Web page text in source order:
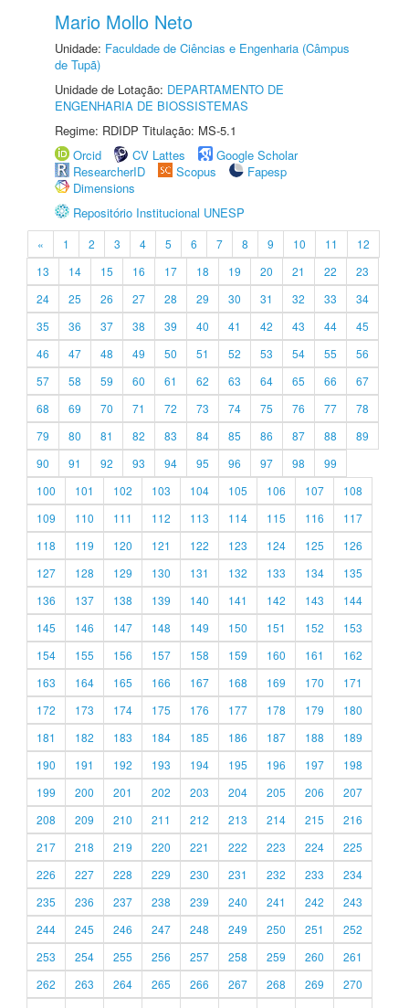
Mario Mollo Neto
Unidade: Faculdade de Ciências e Engenharia (Câmpus
de Tupã)
Unidade de Lotação: DEPARTAMENTO DE
ENGENHARIA DE BIOSSISTEMAS
Regime: RDIDP Titulação: MS-5.1
Orcid
CV Lattes
Google Scholar
ResearcherID
Scopus
Fapesp
Dimensions
Repositório Institucional UNESP
« 1 2 3 4 5 6 7 8 9 10 11
12
13
14 15 16 17 18 19 20 21 22
23
24
25 26 27 28 29 30 31 32 33
34
35
36 37 38 39 40 41 42 43 44
45
46
47 48 49 50 51 52 53 54 55
56
57
58 59 60 61 62 63 64 65 66
67
68
69 70 71 72 73 74 75 76 77
78
79
80 81 82 83 84 85 86 87 88
89
90
91 92 93 94 95 96 97 98
99
100
101 102 103 104 105 106 107
108
109
110 111 112 113 114 115 116
117
118
119 120 121 122 123 124 125
126
127
128 129 130 131 132 133 134
135
136
137 138 139 140 141 142 143
144
145
146 147 148 149 150 151 152
153
154
155 156 157 158 159 160 161
162
163
164 165 166 167 168 169 170
171
172
173 174 175 176 177 178 179
180
181
182 183 184 185 186 187 188
189
190
191 192 193 194 195 196 197
198
199
200 201 202 203 204 205 206
207
208
209 210 211 212 213 214 215
216
217
218 219 220 221 222 223 224
225
226
227 228 229 230 231 232 233
234
235
236 237 238 239 240 241 242
243
244
245 246 247 248 249 250 251
252
253
254 255 256 257 258 259 260
261
262
263 264 265 266 267 268 269
270